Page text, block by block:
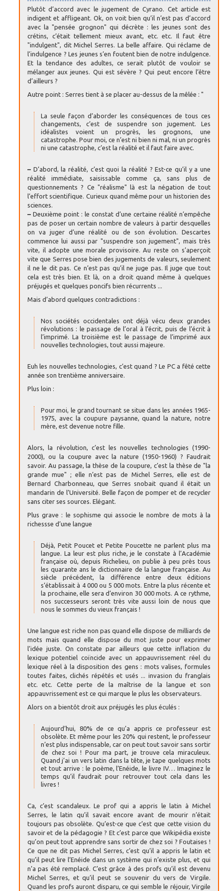
Plutôt d’accord avec le jugement de Cyrano. Cet article est
indigent et affligeant. Ok, on voit bien qu’il n’est pas d’accord
avec la "pensée grognon" qui décrète : les jeunes sont des
crétins, c’était tellement mieux avant, etc. etc. Il faut être
"indulgent", dit Michel Serres. La belle affaire. Qui réclame de
l’indulgence ? Les jeunes s’en foutent bien de notre indulgence.
Et la tendance des adultes, ce serait plutôt de vouloir se
mélanger aux jeunes. Qui est sévère ? Qui peut encore l’être
d’ailleurs ?
Autre point : Serres tient à se placer au-dessus de la mêlée : "
La seule façon d’aborder les conséquences de tous ces
changements, c’est de suspendre son jugement. Les
idéalistes voient un progrès, les grognons, une
catastrophe. Pour moi, ce n’est ni bien ni mal, ni un progrès
ni une catastrophe, c’est la réalité et il faut faire avec.
– D’abord, la réalité, c’est quoi la réalité ? Est-ce qu’il y a une
réalité immédiate, saisissable comme ça, sans plus de
questionnements ? Ce "réalisme" là est la négation de tout
l’effort scientifique. Curieux quand même pour un historien des
sciences.
– Deuxième point : le constat d’une certaine réalité n’empêche
pas de poser un certain nombre de valeurs à partir desquelles
on va juger d’une réalité ou de son évolution. Descartes
commence lui aussi par "suspendre son jugement", mais très
vite, il adopte une morale provisoire. Au reste on s’aperçoit
vite que Serres pose bien des jugements de valeurs, seulement
il ne le dit pas. Ce n’est pas qu’il ne juge pas. Il juge que tout
cela est très bien. Et là, on a droit quand même à quelques
préjugés et quelques poncifs bien récurrents ...
Mais d’abord quelques contradictions :
Nos sociétés occidentales ont déjà vécu deux grandes
révolutions : le passage de l’oral à l’écrit, puis de l’écrit à
l’imprimé. La troisième est le passage de l’imprimé aux
nouvelles technologies, tout aussi majeure.
Euh les nouvelles technologies, c’est quand ? Le PC a fêté cette
année son trentième anniversaire.
Plus loin :
Pour moi, le grand tournant se situe dans les années 1965-
1975, avec la coupure paysanne, quand la nature, notre
mère, est devenue notre fille.
Alors, la révolution, c’est les nouvelles technologies (1990-
2000), ou la coupure avec la nature (1950-1960) ? Faudrait
savoir. Au passage, la thèse de la coupure, c’est la thèse de "la
grande mue" ; elle n’est pas de Michel Serres, elle est de
Bernard Charbonneau, que Serres snobait quand il était un
mandarin de l’Université. Belle façon de pomper et de recycler
sans citer ses sources. Elégant.
Plus grave : le sophisme qui associe le nombre de mots à la
richessse d’une langue
Déjà, Petit Poucet et Petite Poucette ne parlent plus ma
langue. La leur est plus riche, je le constate à l’Académie
française où, depuis Richelieu, on publie à peu près tous
les quarante ans le dictionnaire de la langue française. Au
siècle précédent, la différence entre deux éditions
s’établissait à 4 000 ou 5 000 mots. Entre la plus récente et
la prochaine, elle sera d’environ 30 000 mots. A ce rythme,
nos successeurs seront très vite aussi loin de nous que
nous le sommes du vieux français !
Une langue est riche non pas quand elle dispose de milliards de
mots mais quand elle dispose du mot juste pour exprimer
l’idée juste. On constate par ailleurs que cette inflation du
lexique potentiel coïncide avec un appauvrissement réel du
lexique réel à la disposition des gens : mots valises, formules
toutes faites, clichés répétés et usés ... invasion du franglais
etc. etc. Cette perte de la maîtrise de la langue et son
appauvrissement est ce qui marque le plus les observateurs.
Alors on a bientôt droit aux préjugés les plus éculés :
Aujourd’hui, 80% de ce qu’a appris ce professeur est
obsolète. Et même pour les 20% qui restent, le professeur
n’est plus indispensable, car on peut tout savoir sans sortir
de chez soi ! Pour ma part, je trouve cela miraculeux.
Quand j’ai un vers latin dans la tête, je tape quelques mots
et tout arrive : le poème, l’Enéide, le livre IV… Imaginez le
temps qu’il faudrait pour retrouver tout cela dans les
livres !
Ca, c’est scandaleux. Le prof qui a appris le latin à Michel
Serres, le latin qu’il savait encore avant de mourir n’était
toujours pas obsolète. Qu’est-ce que c’est que cette vision du
savoir et de la pédagogie ? Et c’est parce que Wikipédia existe
qu’on peut tout apprendre sans sortir de chez soi ? Foutaises !
Ce que ne dit pas Michel Serres, c’est qu’il a appris le latin et
qu’il peut lire l’Enéide dans un système qui n’existe plus, et qui
n’a pas été remplacé. C’est grâce à des profs qu’il est devenu
Michel Serres, et qu’il peut se souvenir du vers de Virgile.
Quand les profs auront disparu, ce qui semble le réjouir, Virgile